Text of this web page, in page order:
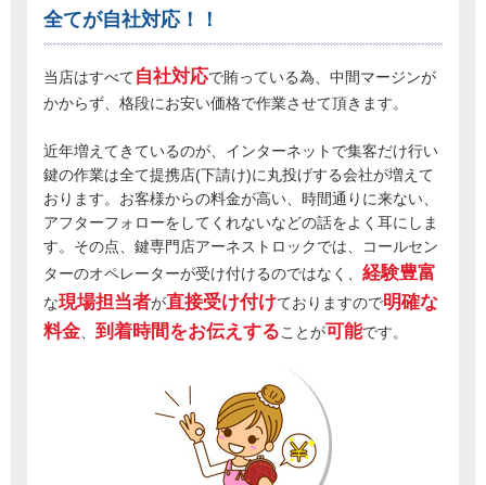
全てが自社対応！！
当店はすべて自社対応で賄っている為、中間マージンが
かからず、格段にお安い価格で作業させて頂きます。
近年増えてきているのが、インターネットで集客だけ行い
鍵の作業は全て提携店(下請け)に丸投げする会社が増えて
おります。お客様からの料金が高い、時間通りに来ない、
アフターフォローをしてくれないなどの話をよく耳にしま
す。その点、鍵専門店アーネストロックでは、コールセン
ターのオペレーターが受け付けるのではなく、 経験豊富
な現場担当者が直接受け付けておりますので明確な
料金
到着時間をお伝えすることが可能です。